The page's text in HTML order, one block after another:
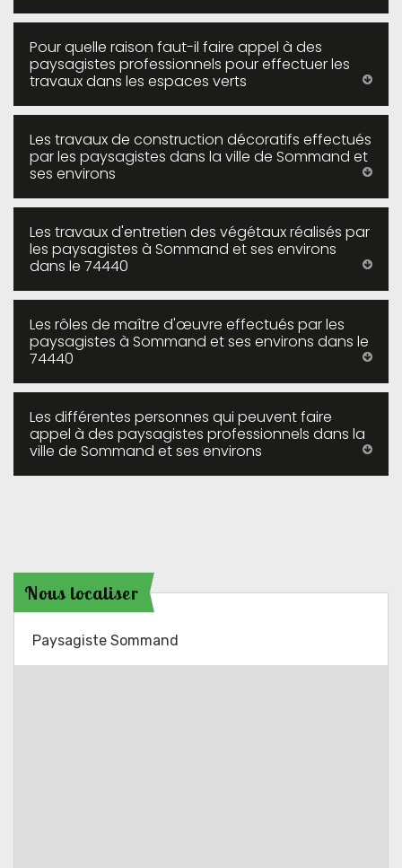
Pour quelle raison faut-il faire appel à des
paysagistes professionnels pour effectuer les
travaux dans les espaces verts
Les travaux de construction décoratifs effectués
par les paysagistes dans la ville de Sommand et
ses environs
Les travaux d'entretien des végétaux réalisés par
les paysagistes à Sommand et ses environs
dans le 74440
Les rôles de maître d'œuvre effectués par les
paysagistes à Sommand et ses environs dans le
74440
Les différentes personnes qui peuvent faire
appel à des paysagistes professionnels dans la
ville de Sommand et ses environs
Nous localiser
Paysagiste Sommand